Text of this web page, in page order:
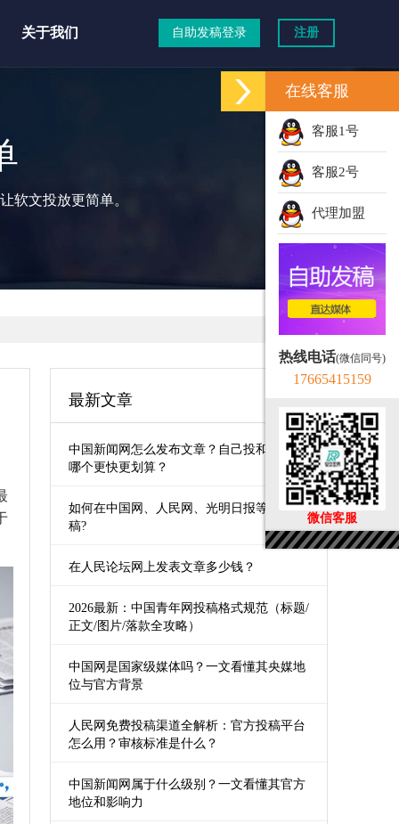
关于我们 自助发稿登录 注册
软文投放更简单。
最新文章
中国新闻网怎么发布文章？自己投和第三方
哪个更快更划算？
如何在中国网、人民网、光明日报等媒体发
稿?
在人民论坛网上发表文章多少钱？
2026最新：中国青年网投稿格式规范（标题/
正文/图片/落款全攻略）
中国网是国家级媒体吗？一文看懂其央媒地
位与官方背景
人民网免费投稿渠道全解析：官方投稿平台
怎么用？审核标准是什么？
中国新闻网属于什么级别？一文看懂其官方
地位和影响力
在线客服
客服1号
客服2号
代理加盟
热线电话(微信同号)
17665415159
微信客服